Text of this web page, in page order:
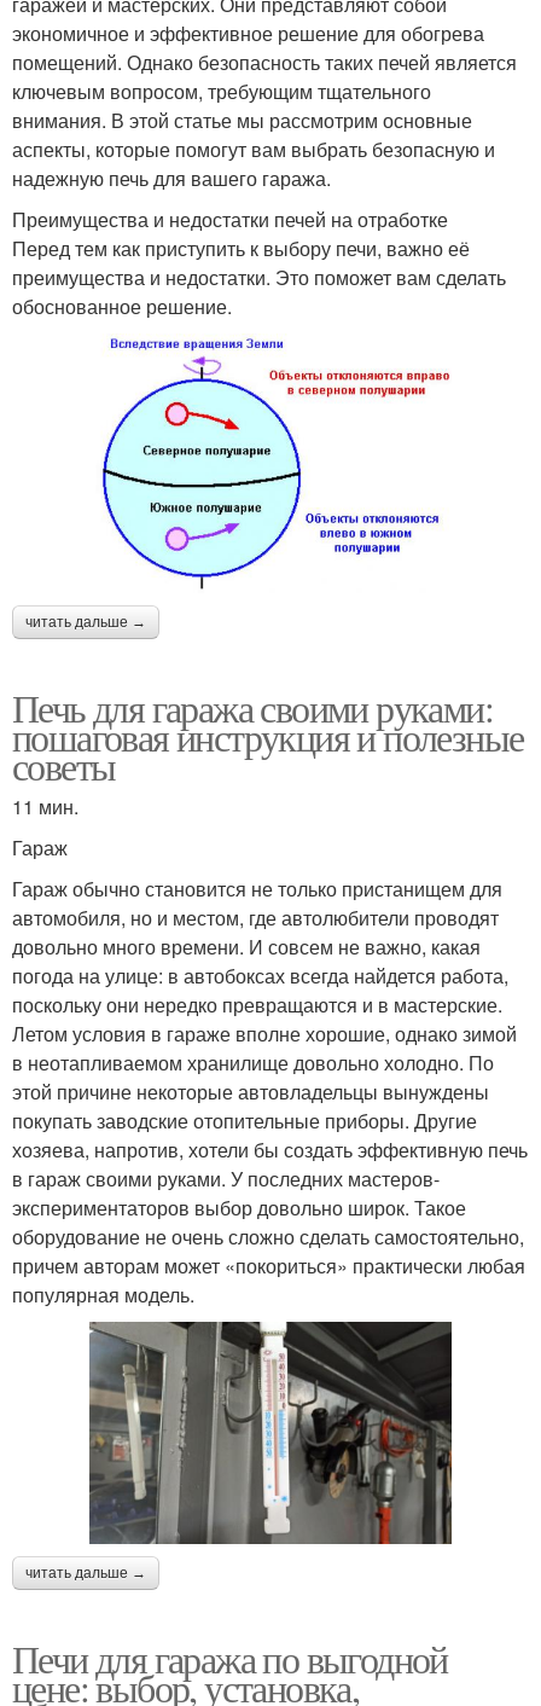
экономичное и эффективное решение для обогрева
помещений. Однако безопасность таких печей является
ключевым вопросом, требующим тщательного
внимания. В этой статье мы рассмотрим основные
аспекты, которые помогут вам выбрать безопасную и
надежную печь для вашего гаража.
Преимущества и недостатки печей на отработке
Перед тем как приступить к выбору печи, важно её
преимущества и недостатки. Это поможет вам сделать
обоснованное решение.
читать дальше →
Печь для гаража своими руками:
пошаговая инструкция и полезные
советы
11 мин.
Гараж
Гараж обычно становится не только пристанищем для
автомобиля, но и местом, где автолюбители проводят
довольно много времени. И совсем не важно, какая
погода на улице: в автобоксах всегда найдется работа,
поскольку они нередко превращаются и в мастерские.
Летом условия в гараже вполне хорошие, однако зимой
в неотапливаемом хранилище довольно холодно. По
этой причине некоторые автовладельцы вынуждены
покупать заводские отопительные приборы. Другие
хозяева, напротив, хотели бы создать эффективную печь
в гараж своими руками. У последних мастеров-
экспериментаторов выбор довольно широк. Такое
оборудование не очень сложно сделать самостоятельно,
причем авторам может «покориться» практически любая
популярная модель.
читать дальше →
Печи для гаража по выгодной
цене: выбор, установка,